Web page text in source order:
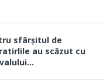
sfârșitul de
au scăzut cu